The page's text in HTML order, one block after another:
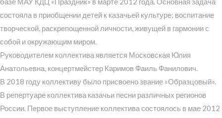
состояла в приобщении детей к казачьей культуре; воспитание
творческой, раскрепощенной личности, живущей в гармонии с
собой и окружающим миром.
Руководителем коллектива является Московская Юлия
Анатольевна, концертмейстер Каримов Фаиль Фанилович.
В 2018 году коллективу было присвоено звание «Образцовый».
В репертуаре коллектива казачьи песни различных регионов
России. Первое выступление коллектива состоялось в мае 2012